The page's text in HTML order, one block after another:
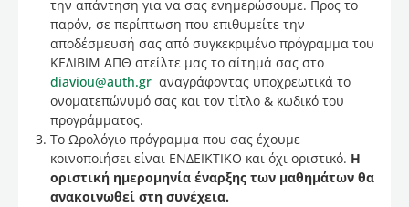
την απάντηση για να σας ενημερώσουμε. Προς το
παρόν, σε περίπτωση που επιθυμείτε την
αποδέσμευσή σας από συγκεκριμένο πρόγραμμα του
ΚΕΔΙΒΙΜ ΑΠΘ στείλτε μας το αίτημά σας στο
diaviou@auth.gr αναγράφοντας υποχρεωτικά το
ονοματεπώνυμό σας και τον τίτλο & κωδικό του
προγράμματος.
Το Ωρολόγιο πρόγραμμα που σας έχουμε
κοινοποιήσει είναι ΕΝΔΕΙΚΤΙΚΟ και όχι οριστικό. Η
οριστική ημερομηνία έναρξης των μαθημάτων θα
ανακοινωθεί στη συνέχεια.